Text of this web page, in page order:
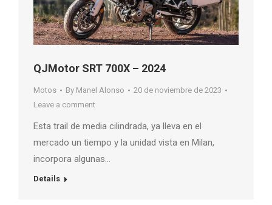
QJMotor SRT 700X – 2024
Motos By Manel Alonso
20 de noviembre de 2023
Leave a comment
Esta trail de media cilindrada, ya lleva en el
mercado un tiempo y la unidad vista en Milan,
incorpora algunas…
Details